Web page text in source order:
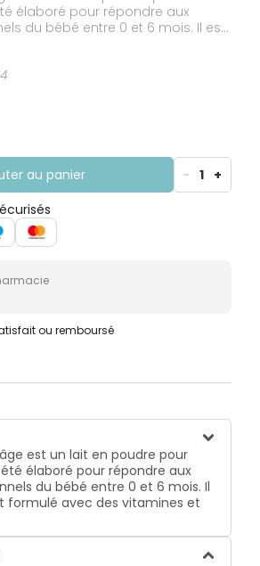
élaboré pour répondre aux
du bébé entre 0 et 6 mois. Il est
avec des vitamines et des
au panier - 1 +
ou remboursé
est un lait en poudre pour
été élaboré pour répondre aux
du bébé entre 0 et 6 mois. Il
formulé avec des vitamines et